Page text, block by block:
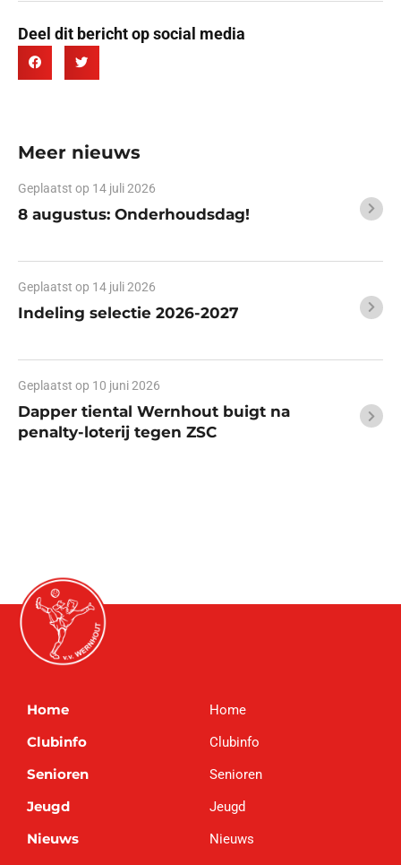
Deel dit bericht op social media
Meer nieuws
Geplaatst op 14 juli 2026
8 augustus: Onderhoudsdag!
Geplaatst op 14 juli 2026
Indeling selectie 2026-2027
Geplaatst op 10 juni 2026
Dapper tiental Wernhout buigt na
penalty-loterij tegen ZSC
Home
Clubinfo
Senioren
Jeugd
Nieuws
Home
Clubinfo
Senioren
Jeugd
Nieuws